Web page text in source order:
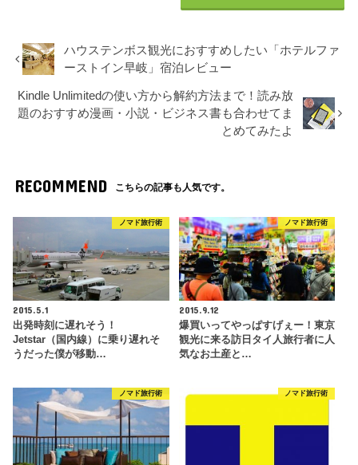
ハウステンボス観光におすすめしたい「ホテルファ
ーストイン早岐」宿泊レビュー
Kindle Unlimitedの使い方から解約方法まで！読み放
題のおすすめ漫画・小説・ビジネス書も合わせてま
とめてみたよ
RECOMMEND こちらの記事も人気です。
ノマド旅行術
2015.5.1
出発時刻に遅れそう！
Jetstar（国内線）に乗り遅れそ
うだった僕が移動…
ノマド旅行術
2015.9.12
爆買いってやっぱすげぇー！東京
観光に来る訪日タイ人旅行者に人
気なお土産と…
ノマド旅行術 ノマド旅行術